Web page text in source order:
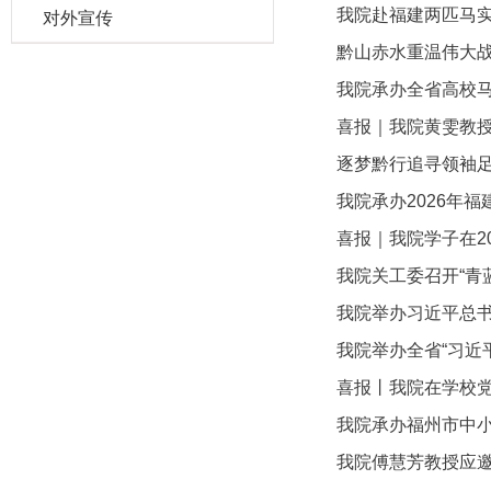
对外宣传
我院赴福建两匹马
黔山赤水重温伟大
我院承办全省高校
喜报｜我院黄雯教
逐梦黔行追寻领袖
我院承办2026年福
喜报｜我院学子在
我院关工委召开“青
我院举办习近平总
我院举办全省“习近
喜报丨我院在学校
我院承办福州市中